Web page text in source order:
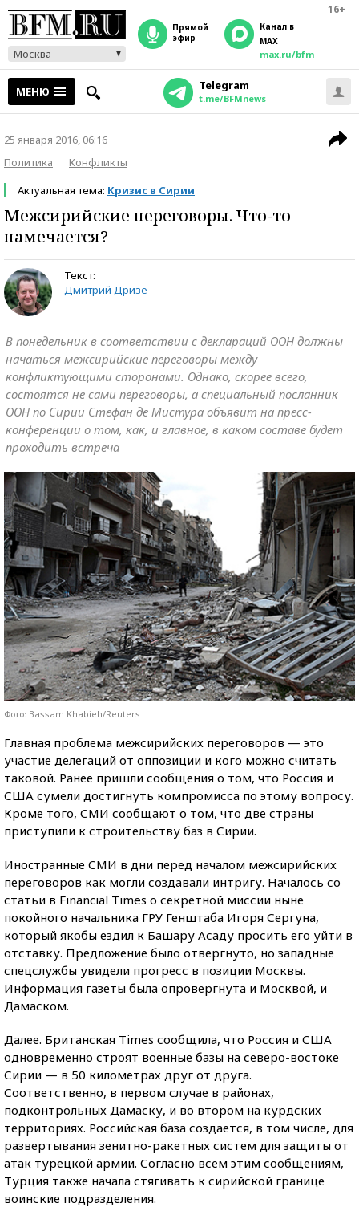
16+
Москва
прямой
эфир
Канал в
MAX
max.ru/bfm
МЕНЮ Telegram
t.me/BFMnews
25 января 2016, 06:16
Политика
Конфликты
Актуальная тема: Кризис в Сирии
Межсирийские переговоры. Что-то
намечается?
Текст:
Дмитрий Дризе
В понедельник в соответствии с деклараций ООН должны
начаться межсирийские переговоры между
конфликтующими сторонами. Однако, скорее всего,
состоятся не сами переговоры, а специальный посланник
ООН по Сирии Стефан де Мистура объявит на пресс-
конференции о том, как, и главное, в каком составе будет
проходить встреча
Фото: Bassam Khabieh/Reuters
Главная проблема межсирийских переговоров — это
участие делегаций от оппозиции и кого можно считать
таковой. Ранее пришли сообщения о том, что Россия и
США сумели достигнуть компромисса по этому вопросу.
Кроме того, СМИ сообщают о том, что две страны
приступили к строительству баз в Сирии.
Иноcтранные СМИ в дни перед началом межсирийских
переговоров как могли создавали интригу. Началось со
статьи в Financial Times о секретной миссии ныне
покойного начальника ГРУ Генштаба Игоря Сергуна,
который якобы ездил к Башару Асаду просить его уйти в
отставку. Предложение было отвергнуто, но западные
спецслужбы увидели прогресс в позиции Москвы.
Информация газеты была опровергнута и Москвой, и
Дамаском.
Далее. Британская Times сообщила, что Россия и США
одновременно строят военные базы на северо-востоке
Сирии — в 50 километрах друг от друга.
Соответственно, в первом случае в районах,
подконтрольных Дамаску, и во втором на курдских
территориях. Российская база создается, в том числе, для
развертывания зенитно-ракетных систем для защиты от
атак турецкой армии. Согласно всем этим сообщениям,
Турция также начала стягивать к сирийской границе
воинские подразделения.